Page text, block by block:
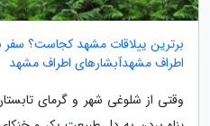
برترین ییلاقات مشهد کجاست؟
اطراف مشهدآبشارهای اطراف مشهد
وقتی از شلوغی شهر و گرمای